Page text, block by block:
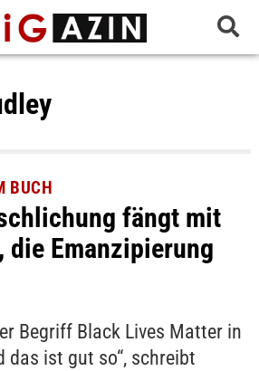
BUCH
fängt mit
die Emanzipierung
Begriff Black Lives Matter in
das ist gut so“, schreibt